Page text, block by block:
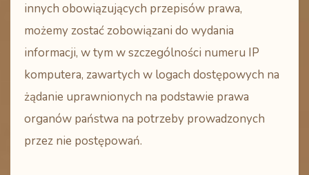
innych obowiązujących przepisów prawa,
możemy zostać zobowiązani do wydania
informacji, w tym w szczególności numeru IP
komputera, zawartych w logach dostępowych na
żądanie uprawnionych na podstawie prawa
organów państwa na potrzeby prowadzonych
przez nie postępowań.